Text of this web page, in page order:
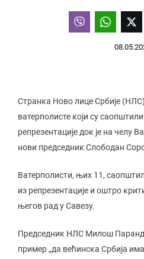
Странка Ново лице Србије
ватерполисте који су
репрезентације док је на челу
нови председник Слободан
Ватерполисти, њих 11,
из репрезентације и оштро
његов рад у Савезу.
Председник НЛС Милош
пример „да већинска Србија